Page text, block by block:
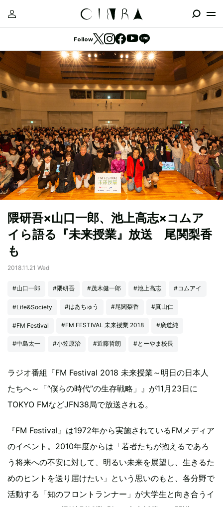
Follow
隈研吾×山口一郎、池上高志×コムア
イら語る『未来授業』放送 尾関梨香
も
2018.11.21 Wed
#山口一郎 #隈研吾 #茂木健一郎 #池上高志 #コムアイ
#Life&Society #はあちゅう #尾関梨香 #真山仁
#FM Festival #FM FESTIVAL 未来授業 2018 #廣道純
#中島太一 #小笠原治 #近藤哲朗 #とーやま校長
ラジオ番組『FM Festival 2018 未来授業～明日の日本人
たちへ～「“僕らの時代”の生存戦略」』が11月23日に
TOKYO FMなどJFN38局で放送される。
『FM Festival』は1972年から実施されているFMメディア
のイベント。2010年度からは「若者たちが抱えるであろ
う将来への不安に対して、明るい未来を展望し、生きるた
めのヒントを送り届けたい」という思いのもと、各分野で
活動する「知のフロントランナー」が大学生と向き合うイ